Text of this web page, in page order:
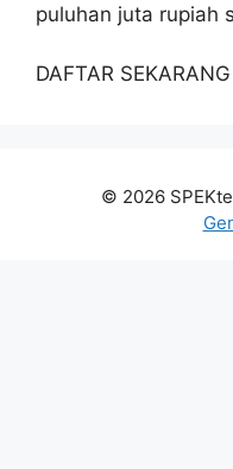
puluhan juta rupiah
DAFTAR SEKARANG
© 2026